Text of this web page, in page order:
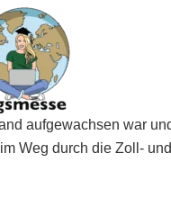
aufgewachsen war
Weg durch die Zoll-